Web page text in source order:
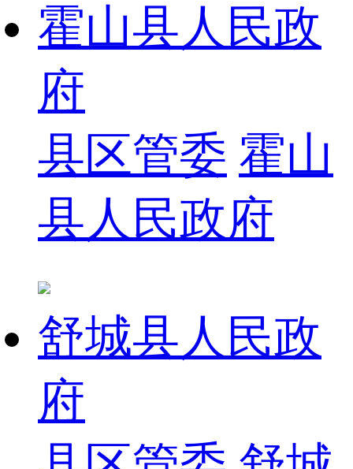
霍山县人民政
府
县区管委 霍山
县人民政府
舒城县人民政
府